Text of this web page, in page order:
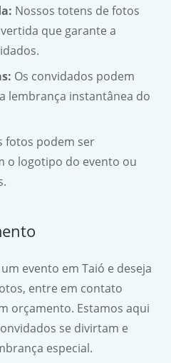
Nossos totens de fotos
que garante a
Os convidados podem
lembrança instantânea do
fotos podem ser
o logotipo do evento ou
evento em Taió e deseja
entre em contato
orçamento. Estamos aqui
se divirtam e
especial.